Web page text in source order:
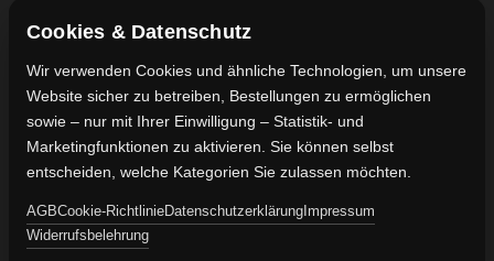
FAQ's
Ratgeber
Kontaktdaten
Vertreten durch:
Lievaart B.V.
Kontakt:
info@militaruhren.de
Cookies & Datenschutz
Wir verwenden Cookies und ähnliche Technologien, um unsere
Website sicher zu betreiben, Bestellungen zu ermöglichen
sowie – nur mit Ihrer Einwilligung – Statistik- und
Marketingfunktionen zu aktivieren. Sie können selbst
entscheiden, welche Kategorien Sie zulassen möchten.
AGBCookie-RichtlinieDatenschutzerklärung Impressum
Widerrufsbelehrung